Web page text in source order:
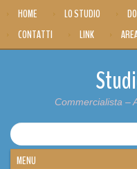
HOME LO STUDIO
CONTATTI
LINK
Commercialista –